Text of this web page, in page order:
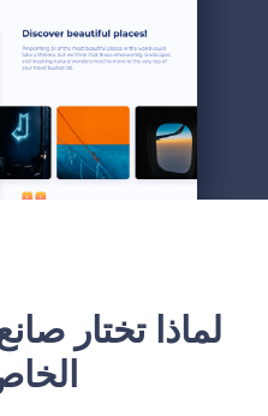
لماذا تختار